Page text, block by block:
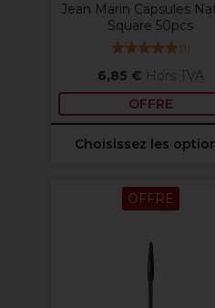
Jean Marin Capsules
Square 50pcs
(1)
6,85 € Hors TVA
OFFRE
Choisissez les
OFFRE